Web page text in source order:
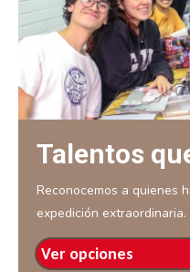
Talentos
Reconocemos a quienes
expedición extraordinaria.
Ver opciones